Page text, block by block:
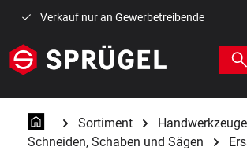
Zum Hauptinhalt springen
Verkauf nur an Gewerbetreibende
Sortiment
Handwerkzeuge
Schneiden, Schaben und Sägen